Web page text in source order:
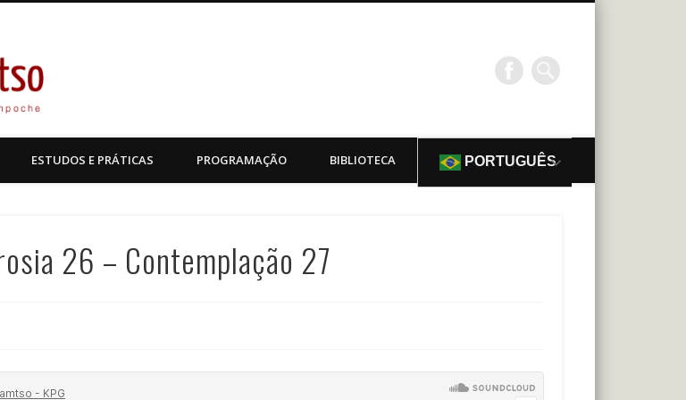
Kagyu Pende Gyamtso
ESTUDOS E PRÁTICAS PROGRAMAÇÃO BIBLIOTECA PORTUGUÊS
26 – Contemplação 27